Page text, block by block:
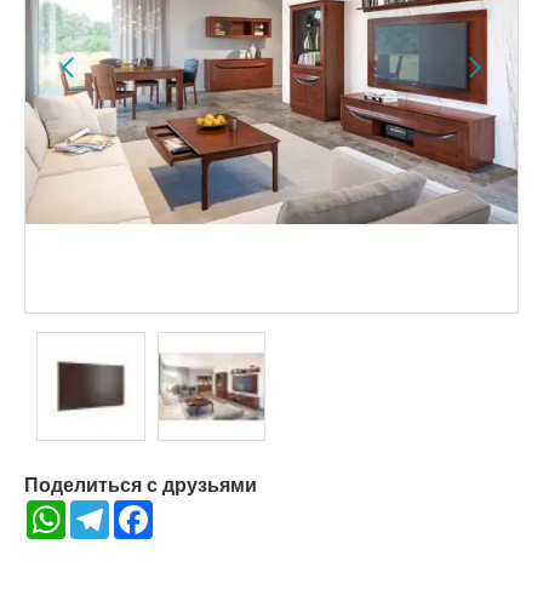
Поделиться с друзьями
WhatsAppTelegram